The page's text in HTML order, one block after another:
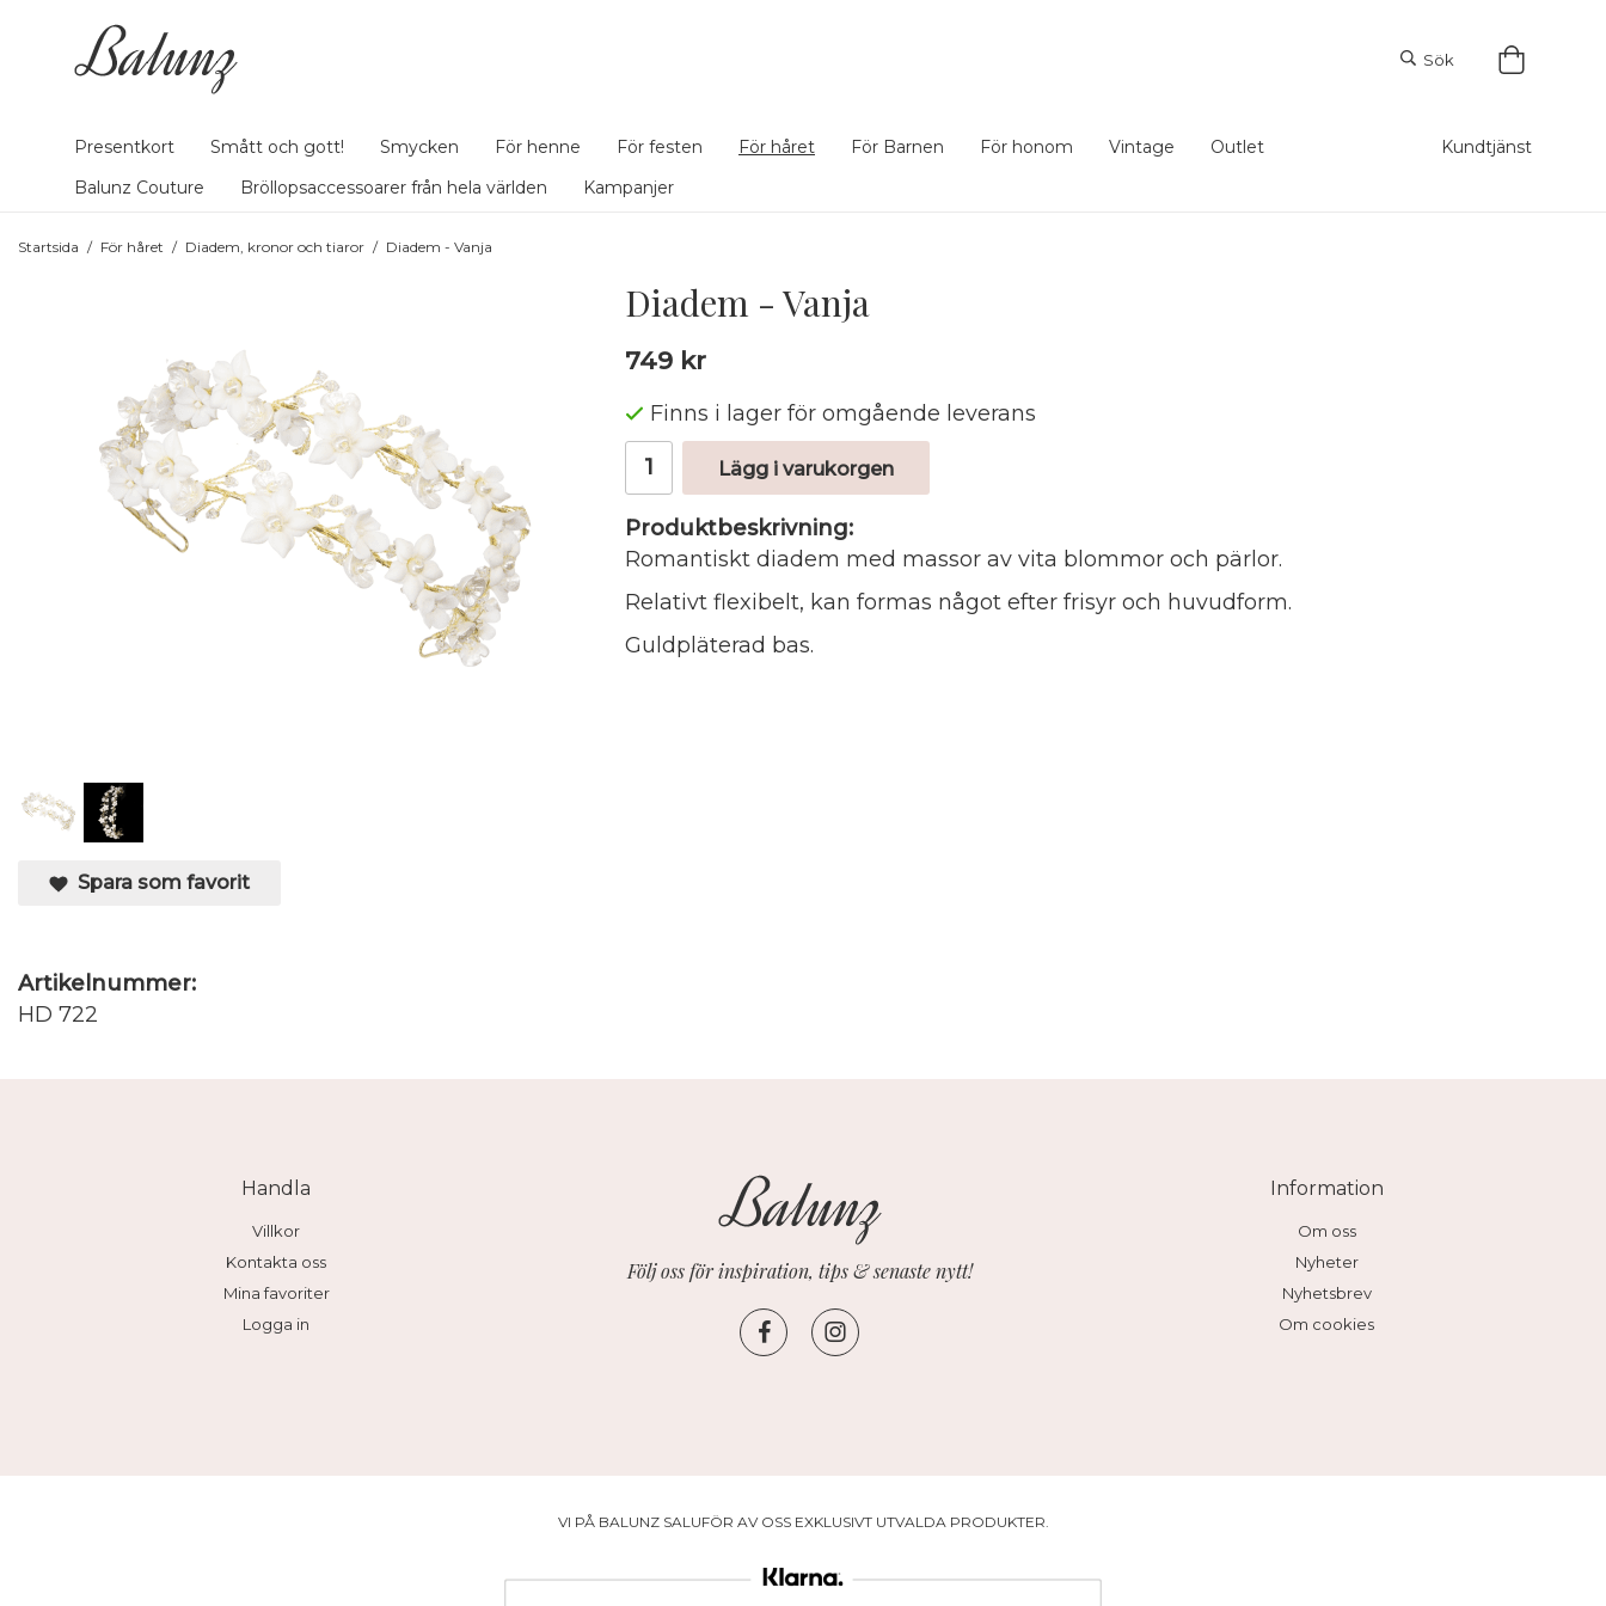
Sök
Presentkort Smått och gott! Smycken För henne För festen För håret För Barnen För honom Vintage
Outlet
Balunz Couture
Bröllopsaccessoarer från hela världen Kampanjer
Kundtjänst
Startsida / För håret / Diadem, kronor och tiaror / Diadem - Vanja
Diadem - Vanja
749 kr
Finns i lager för omgående leverans
Lägg i varukorgen
Produktbeskrivning:
Romantiskt diadem med massor av vita blommor och pärlor.
Relativt flexibelt, kan formas något efter frisyr och huvudform.
Guldpläterad bas.
Spara som favorit
Artikelnummer:
HD 722
Handla
Villkor
Kontakta oss
Mina favoriter
Logga in
Följ oss för inspiration, tips & senaste nytt!
Information
Om oss
Nyheter
Nyhetsbrev
Om cookies
VI PÅ BALUNZ SALUFÖR AV OSS EXKLUSIVT UTVALDA PRODUKTER.